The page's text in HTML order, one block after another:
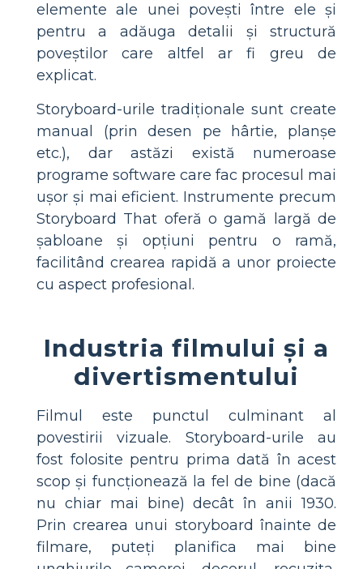
elemente ale unei povești între ele și
pentru a adăuga detalii și structură
poveștilor care altfel ar fi greu de
explicat.
Storyboard-urile tradiționale sunt create
manual (prin desen pe hârtie, planșe
etc.), dar astăzi există numeroase
programe software care fac procesul mai
ușor și mai eficient. Instrumente precum
Storyboard That oferă o gamă largă de
șabloane și opțiuni pentru o ramă,
facilitând crearea rapidă a unor proiecte
cu aspect profesional.
Industria filmului și a
divertismentului
Filmul este punctul culminant al
povestirii vizuale. Storyboard-urile au
fost folosite pentru prima dată în acest
scop și funcționează la fel de bine (dacă
nu chiar mai bine) decât în ​​anii 1930.
Prin crearea unui storyboard înainte de
filmare, puteți planifica mai bine